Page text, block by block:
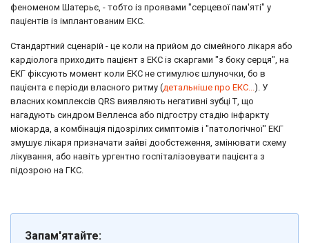
феноменом Шатерьє, - тобто із проявами "серцевої пам'яті" у
пацієнтів із імплантованим ЕКС.
Стандартний сценарій - це коли на прийом до сімейного лікаря або
кардіолога приходить пацієнт з ЕКС із скаргами "з боку серця", на
ЕКГ фіксують момент коли ЕКС не стимулює шлуночки, бо в
пацієнта є періоди власного ритму (детальніше про ЕКС...). У
власних комплексів QRS виявляють негативні зубці Т, що
нагадують синдром Велленса або підгостру стадію інфаркту
міокарда, а комбінація підозрілих симптомів і "патологічної" ЕКГ
змушує лікаря призначати зайві дообстеження, змінювати схему
лікування, або навіть ургентно госпіталізовувати пацієнта з
підозрою на ГКС.
Запам'ятайте: